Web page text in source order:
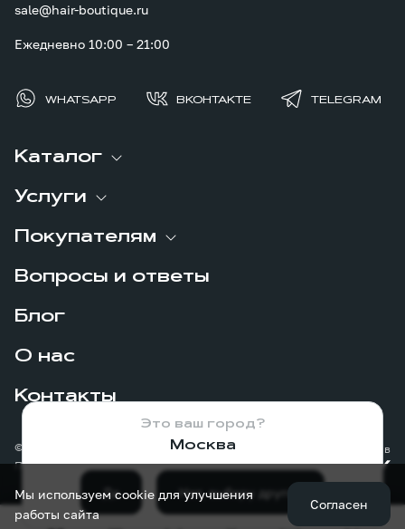
Это ваш город?
Москва
Да Нет, выберу другой
Каталог
Услуги
Покупателям
Вопросы и ответы
Блог
О нас
Контакты
sale@hair-boutique.ru
Ежедневно 10:00 – 21:00
WHATSAPP ВКОНТАКТЕ TELEGRAM
© 2026
Политика конфиденциальности
Сделано в
Мы используем cookie для улучшения
работы сайта
Согласен